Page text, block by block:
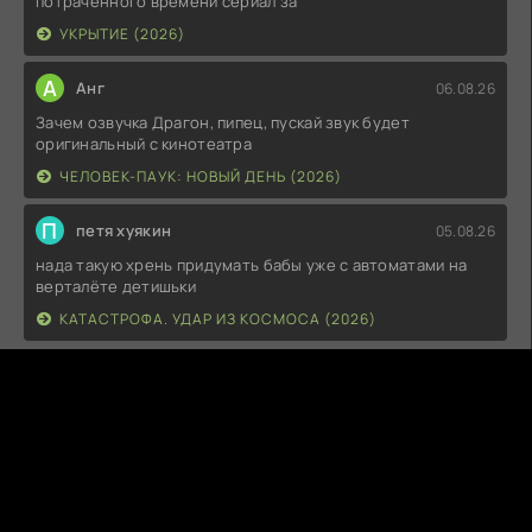
УКРЫТИЕ (2026)
А Анг 06.08.26
Зачем озвучка Драгон, пипец, пускай звук будет
оригинальный с кинотеатра
ЧЕЛОВЕК-ПАУК: НОВЫЙ ДЕНЬ (2026)
П петя хуякин 05.08.26
нада такую хрень придумать бабы уже с автоматами на
верталёте детишьки
КАТАСТРОФА. УДАР ИЗ КОСМОСА (2026)